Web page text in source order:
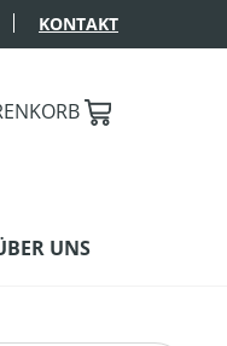
KONTAKT
UNS